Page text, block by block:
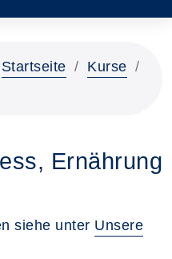
Startseite
Kurse
Ernährung
siehe unter Unsere